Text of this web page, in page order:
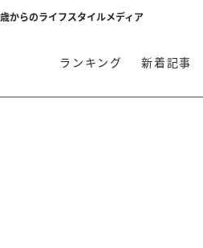
からのライフスタイルメディア
ランキング 新着記事